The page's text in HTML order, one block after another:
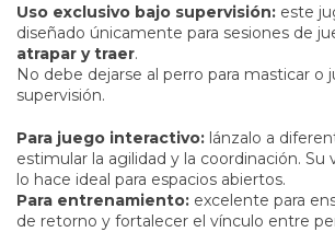
Uso exclusivo bajo supervisión: este
diseñado únicamente para sesiones de
atrapar y traer.
No debe dejarse al perro para masticar o
supervisión.
Para juego interactivo: lánzalo a
estimular la agilidad y la coordinación. Su
lo hace ideal para espacios abiertos.
Para entrenamiento: excelente para
de retorno y fortalecer el vínculo entre